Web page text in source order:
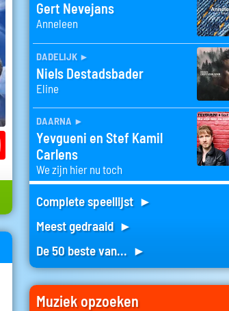
Gert Nevejans
Anneleen
dadelijk ►
Niels Destadsbader
Eline
daarna ►
Yevgueni en Stef Kamil
Carlens
We zijn hier nu toch
Complete speellijst ►
Meest gedraaid ►
De 50 beste van... ►
Muziek opzoeken